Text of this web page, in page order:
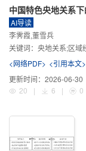
中国特色央地关系
AI导读
李霁霞,董雪兵
关键词： 央地关系;区域
<网络PDF> <引用本文>
更新时间： 2026-06-30
20
| 6 | 0